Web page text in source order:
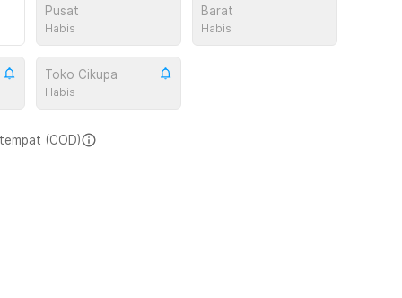
Pusat
Habis
Barat
Habis
Toko Cikupa
Habis
(COD)